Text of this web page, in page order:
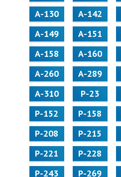
А-130
А-142
А-149
А-151
А-158
А-160
А-260
А-289
А-310
Р-23
Р-152
Р-158
Р-208
Р-215
Р-221
Р-228
Р-243
Р-269